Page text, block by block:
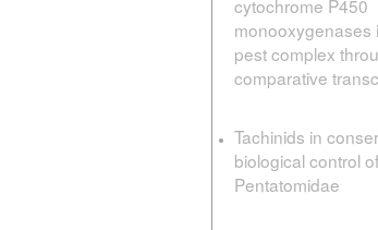
cytochrome P450
monooxygenases
pest complex
comparative
Tachinids in
biological control
Pentatomidae